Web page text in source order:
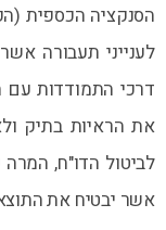
הסנקציה הכספית
לענייני תעבורה
דרכי התמודדות עם
את הראיות בתיק
לביטול הדו"ח,
אשר יבטיח את